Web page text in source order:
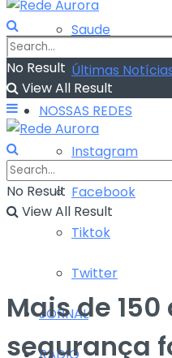
Saude
Últimas
NOSSAS REDES
Instagram
Facebook
Tiktok
Twitter
JORNAL
No Result
View All Result
No Result
View All Result
Mais de
segurança